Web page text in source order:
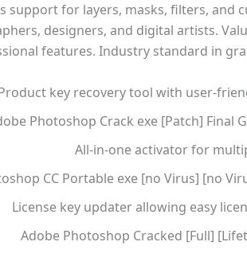
support for layers, masks, filters, and
designers, and digital artists.
features. Industry standard in
key recovery tool with user-
Photoshop Crack exe [Patch] Final
All-in-one activator for
CC Portable exe [no Virus] [no
License key updater allowing easy
Adobe Photoshop Cracked [Full]